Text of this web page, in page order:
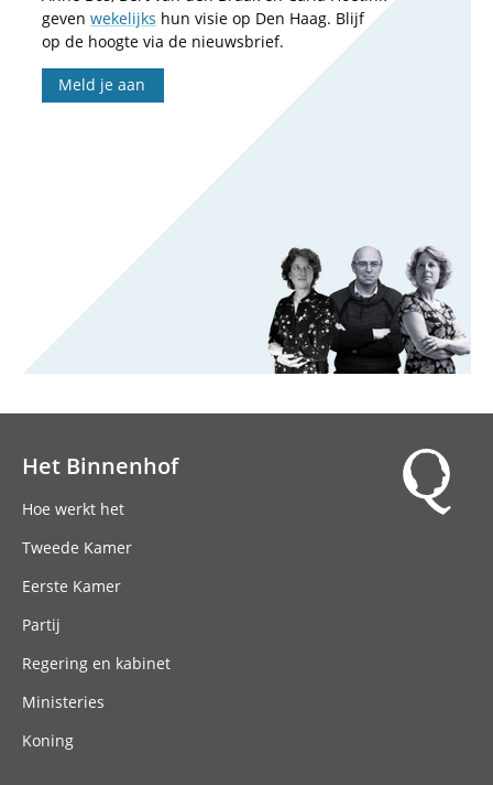
geven wekelijks hun visie op Den Haag. Blijf
op de hoogte via de nieuwsbrief.
Meld je aan
Het Binnenhof
Hoe werkt het
Tweede Kamer
Eerste Kamer
Partij
Regering en kabinet
Ministeries
Koning